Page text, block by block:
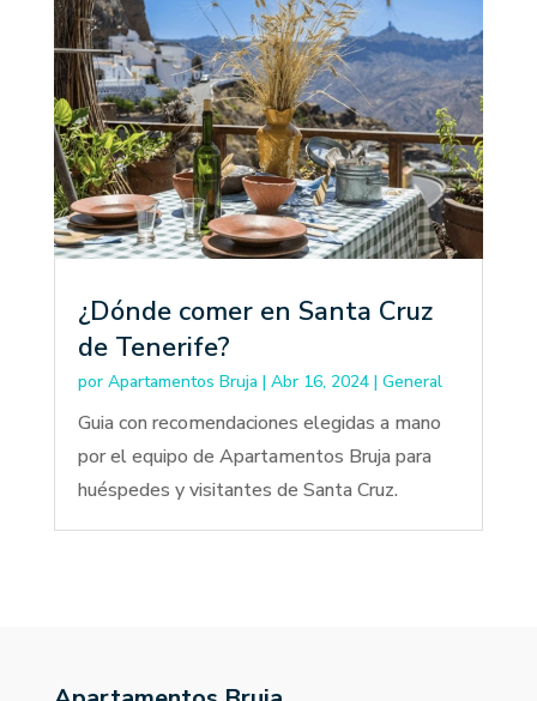
¿Dónde comer en Santa Cruz
de Tenerife?
por Apartamentos Bruja | Abr 16, 2024| General
Guia con recomendaciones elegidas a mano
por el equipo de Apartamentos Bruja para
huéspedes y visitantes de Santa Cruz.